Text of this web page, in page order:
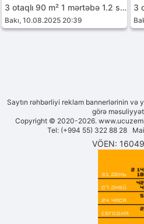
3 otaqlı 90 m² 1 mərtəbə 1.2 sot
Bakı, 10.08.2025 20:39
3
Saytın rəhbərliyi reklam bannerlərinin və
görə məsuliyyət
Copyright © 2020-2026.
Tel: (+994 55) 322 88 28
VÖEN: